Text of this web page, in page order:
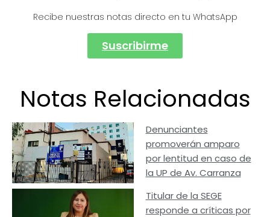
Recibe nuestras notas directo en tu WhatsApp
Suscribirme
Notas Relacionadas
Denunciantes
promoverán amparo
por lentitud en caso de
la UP de Av. Carranza
Titular de la SEGE
responde a críticas por